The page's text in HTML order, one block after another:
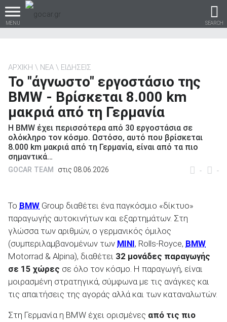
MENU SEARCH
Βρες τα πάντα για το
αυτοκίνητο!
βρες το!
Καινούρια
ΑΝΑΖΗΤΗΣΗ
Μεταχειρισμένα
ΑΡΧΙΚΗ ΝΕΑ ΕΙΔΗΣΕΙΣ
To "άγνωστο" εργοστάσιο της
BMW - Βρίσκεται 8.000 km
μακριά από τη Γερμανία
Η BMW έχει περισσότερα από 30 εργοστάσια σε
ολόκληρο τον κόσμο. Ωστόσο, αυτό που βρίσκεται
8.000 km μακριά από τη Γερμανία, είναι από τα πιο
σημαντικά…
- -
GOCAR TEAM στις 08.06.2026
Το BMW Group διαθέτει ένα παγκόσμιο «δίκτυο»
παραγωγής αυτοκινήτων και εξαρτημάτων. Στη
γλώσσα των αριθμών, ο γερμανικός όμιλος
(συμπεριλαμβανομένων των MINI, Rolls-Royce, BMW
Motorrad & Alpina), διαθέτει 32 μονάδες παραγωγής
σε 15 χώρες σε όλο τον κόσμο. Η παραγωγή, είναι
μοιρασμένη στρατηγικά, σύμφωνα με τις ανάγκες και
τις απαιτήσεις της αγοράς αλλά και των καταναλωτών.
Στη Γερμανία η BMW έχει ορισμένες από τις πιο